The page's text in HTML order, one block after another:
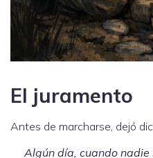
El juramento
Antes de marcharse, dejó
Algún día, cuando nadie